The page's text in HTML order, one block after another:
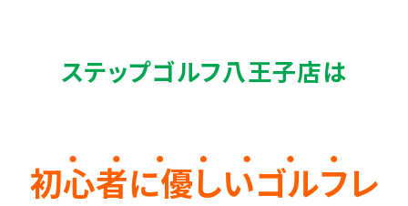
ステップゴルフ八王子店は
初心者に優しいゴルフレ